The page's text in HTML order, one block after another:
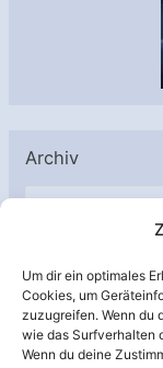
Um dir ein optimales
Cookies, um
zuzugreifen. Wenn du
wie das Surfverhalten
Wenn du deine
Archiv
A
h
i
v
Unterstützt